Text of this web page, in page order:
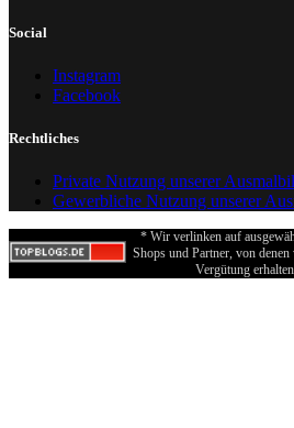
Social
Instagram
Facebook
Rechtliches
Private Nutzung unserer
Gewerbliche Nutzung unserer
* Wir verlinken auf
Shops und Partner, von
Vergütung